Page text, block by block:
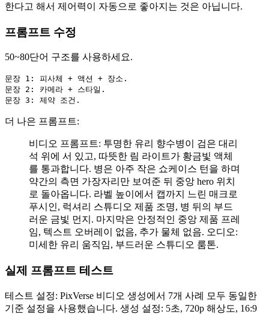
한다고 해서 제어력이 자동으로 좋아지는 것은 아닙니다.
프롬프트 수정
50~80단어 구조를 사용하세요.
문장 1: 피사체 + 액션 + 장소.
문장 2: 카메라 + 스타일.
문장 3: 제약 조건.
더 나은 프롬프트:
비디오 프롬프트: 투명한 유리 향수병이 검은 대리
석 위에 서 있고, 따뜻한 림 라이트가 황금빛 액체
를 통과합니다. 병은 아주 작은 쇼케이스 턴을 하며
약간의 측면 가장자리만 보여준 뒤 중앙 hero 위치
로 돌아옵니다. 라벨 높이에서 캡까지 느린 매크로
푸시인, 럭셔리 스튜디오 제품 조명, 병 뒤의 부드
러운 금빛 먼지. 마지막은 안정적인 중앙 제품 프레
임, 텍스트 오버레이 없음, 추가 물체 없음. 오디오:
미세한 유리 움직임, 부드러운 스튜디오 룸톤.
실제 프롬프트 테스트
테스트 설정: PixVerse 비디오 생성에서 7개 사례 모두 동일한
기준 설정을 사용했습니다. 생성 설정: 5초, 720p 해상도, 16:9